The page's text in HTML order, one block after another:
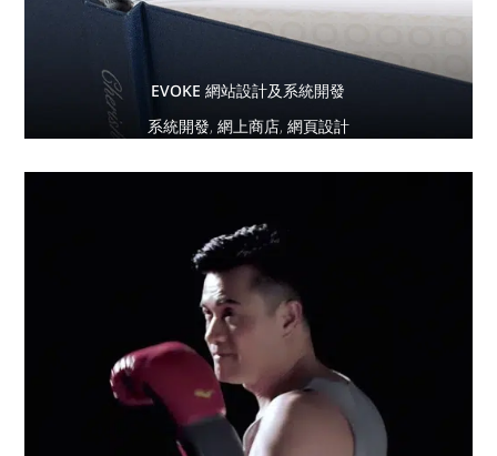
EVOKE 網站設計及系統開發
系統開發, 網上商店, 網頁設計